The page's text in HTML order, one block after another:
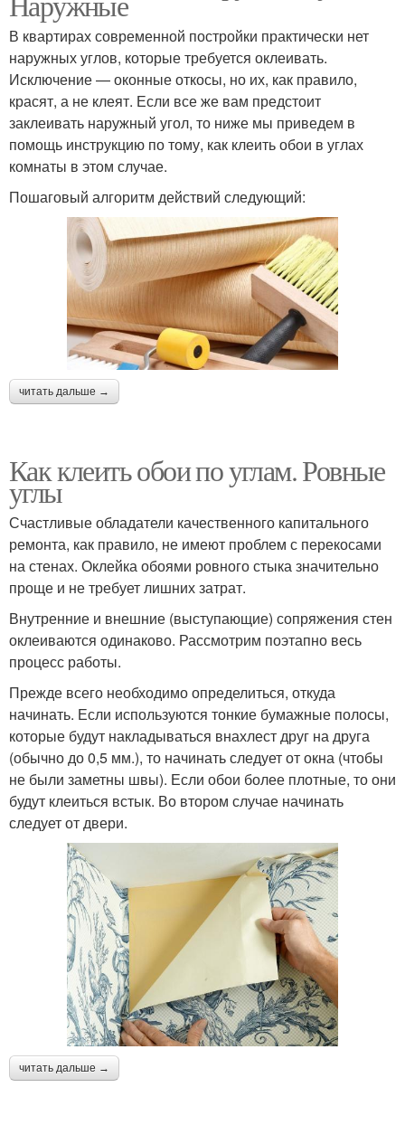
В квартирах современной постройки практически нет
наружных углов, которые требуется оклеивать.
Исключение — оконные откосы, но их, как правило,
красят, а не клеят. Если все же вам предстоит
заклеивать наружный угол, то ниже мы приведем в
помощь инструкцию по тому, как клеить обои в углах
комнаты в этом случае.
Пошаговый алгоритм действий следующий:
читать дальше →
Как клеить обои по углам. Ровные
углы
Счастливые обладатели качественного капитального
ремонта, как правило, не имеют проблем с перекосами
на стенах. Оклейка обоями ровного стыка значительно
проще и не требует лишних затрат.
Внутренние и внешние (выступающие) сопряжения стен
оклеиваются одинаково. Рассмотрим поэтапно весь
процесс работы.
Прежде всего необходимо определиться, откуда
начинать. Если используются тонкие бумажные полосы,
которые будут накладываться внахлест друг на друга
(обычно до 0,5 мм.), то начинать следует от окна (чтобы
не были заметны швы). Если обои более плотные, то они
будут клеиться встык. Во втором случае начинать
следует от двери.
читать дальше →